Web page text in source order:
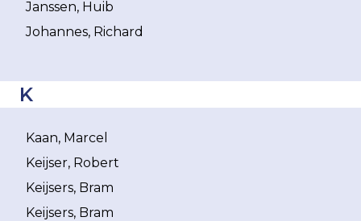
Janssen, Huib
Johannes, Richard
K
Kaan, Marcel
Keijser, Robert
Keijsers, Bram
Keijsers, Bram